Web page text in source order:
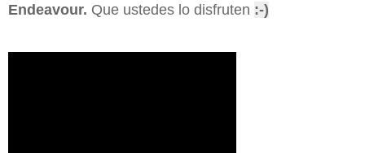
Endeavour. Que ustedes lo disfruten :-)